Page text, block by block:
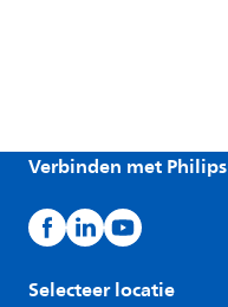
Verbinden met Philips
Selecteer locatie